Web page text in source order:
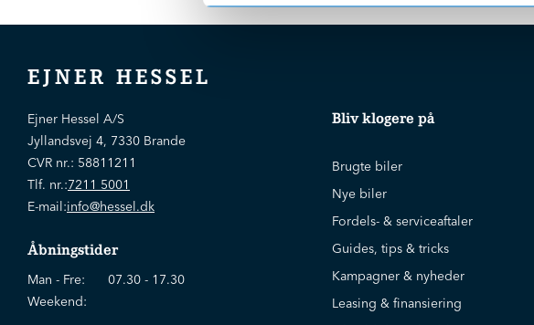
EJNER HESSEL
Ejner Hessel A/S
Jyllandsvej 4, 7330 Brande
CVR nr.: 58811211
Tlf. nr.:7211 5001
E-mail:info@hessel.dk
Åbningstider
Man - Fre:
07.30 - 17.30
Weekend:
Bliv klogere på
Brugte biler
Nye biler
Fordels- & serviceaftaler
Guides, tips & tricks
Kampagner & nyheder
Leasing & finansiering